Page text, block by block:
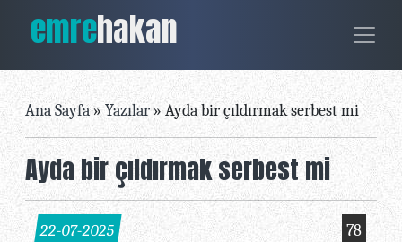
emrehakan
Ana Sayfa» Yazılar»Ayda bir çıldırmak serbest mi
Ayda bir çıldırmak serbest mi
22-07-2025 78